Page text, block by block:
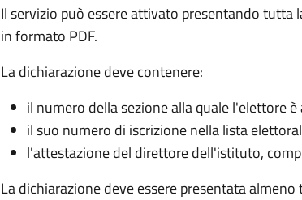
Il servizio può essere attivato presentando
in formato PDF.
La dichiarazione deve contenere:
il numero della sezione alla quale l'elettore è
il suo numero di iscrizione nella lista
l'attestazione del direttore dell'istituto,
La dichiarazione deve essere presentata